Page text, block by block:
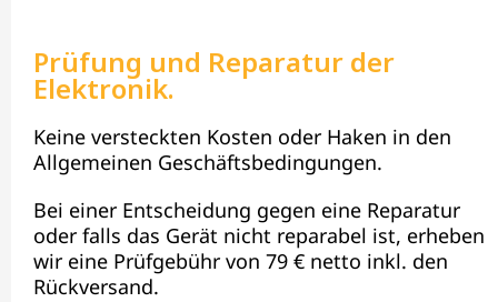
Prüfung und Reparatur der
Elektronik.
Keine versteckten Kosten oder Haken in den
Allgemeinen Geschäftsbedingungen.
Bei einer Entscheidung gegen eine Reparatur
oder falls das Gerät nicht reparabel ist, erheben
wir eine Prüfgebühr von 79 € netto inkl. den
Rückversand.